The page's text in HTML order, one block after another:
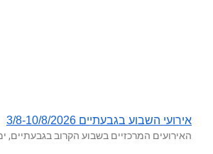
אירועי השבוע בגבעתיים 3/8-10/8/2026
האירועים המרכזיים בשבוע הקרוב בגבעתיים,